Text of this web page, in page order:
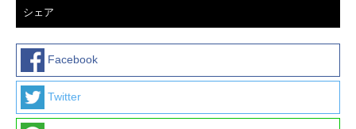
シェア
Facebook
Twitter